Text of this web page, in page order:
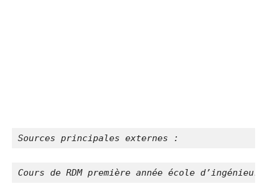
Sources principales externes :
Cours de RDM première année école d’ingénieur